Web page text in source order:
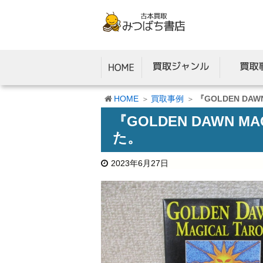
HOME 買取事例 『GOLDEN
『GOLDEN DAWN
た。
2023年6月27日